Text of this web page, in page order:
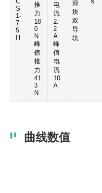
S
1-
7
5
H
推
力
18
0
N
峰
值
推
力
41
3
N
电
流
2.
2
A
峰
值
电
流
10
A
滑
块
双
导
轨
曲线数值